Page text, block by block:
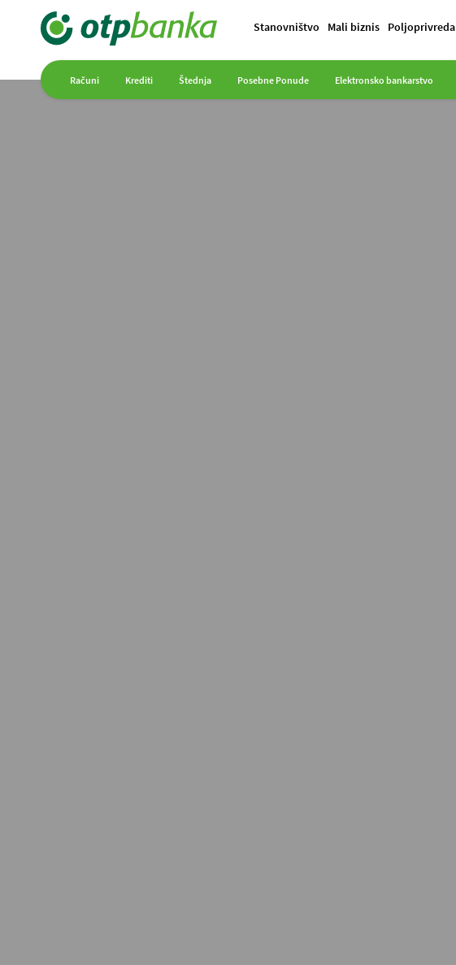
Stanovništvo
Računi Krediti Štednja Posebne Ponude Elektronsko bankarstvo
Mali biznis Poljoprivreda